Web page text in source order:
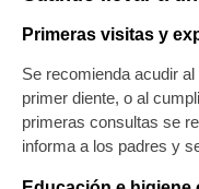
Primeras visitas y
Se recomienda acudir
primer diente, o al
primeras consultas se
informa a los padres y